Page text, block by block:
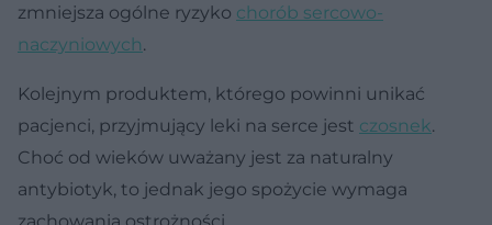
zmniejsza ogólne ryzyko chorób sercowo-
naczyniowych.
Kolejnym produktem, którego powinni unikać
pacjenci, przyjmujący leki na serce jest czosnek.
Choć od wieków uważany jest za naturalny
antybiotyk, to jednak jego spożycie wymaga
zachowania ostrożności.